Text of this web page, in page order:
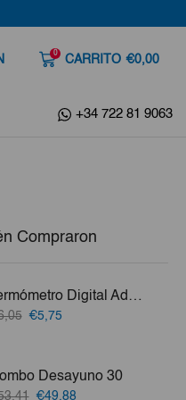
0 CARRITO €0,00
+34 722 81 9063
Compraron
Termómetro Digital Adulto Flexible Imagine
El
€6,05.
€5,75El
€5,75.
Desayuno 30
El
€49,88El